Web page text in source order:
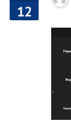
12